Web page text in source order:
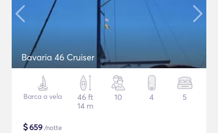
Bavaria 46 Cruiser
Barca a vela
46 ft
14 m
10 4 5
$659 /notte